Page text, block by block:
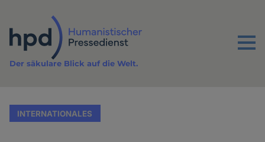
Inhalt
Menu
Der säkulare Blick auf die Welt.
INTERNATIONALES